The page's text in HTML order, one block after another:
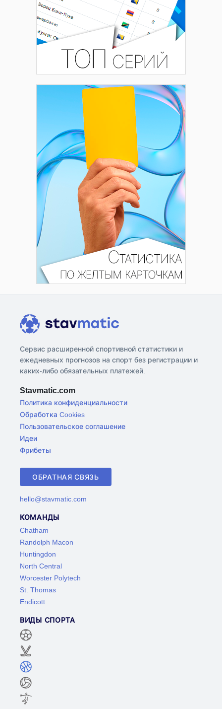
Сервис расширенной спортивной статистики и
ежедневных прогнозов на спорт без регистрации и
каких-либо обязательных платежей.
Stavmatic.com
Политика конфиденциальности
Обработка Cookies
Пользовательское соглашение
Идеи
Фрибеты
ОБРАТНАЯ СВЯЗЬ
hello@stavmatic.com
КОМАНДЫ
Chatham
Randolph Macon
Huntingdon
North Central
Worcester Polytech
St. Thomas
Endicott
ВИДЫ СПОРТА